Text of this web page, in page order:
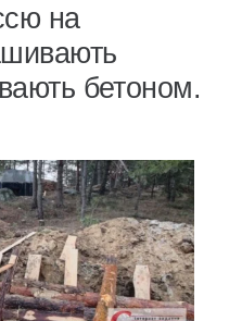
на
бетоном.